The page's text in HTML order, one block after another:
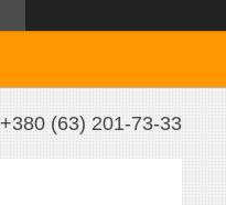
+380 (63) 201-73-33